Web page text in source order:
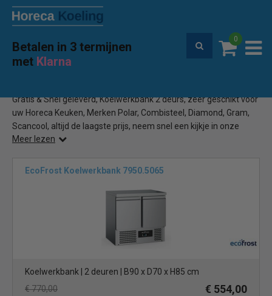
Betalen in 3 termijnen
met Klarna
0
Premium service en garantie
Home Koelwerkbank 2 Deurs
Gratis & Snel geleverd, Koelwerkbank 2 deurs, zeer geschikt voor
uw Horeca Keuken, Merken Polar, Combisteel, Diamond, Gram,
Scancool, altijd de laagste prijs, neem snel een kijkje in onze
webshop
Meer lezen
EcoFrost Koelwerkbank 7950.5065
Koelwerkbank | 2 deuren | B90 x D70 x H85 cm
€ 770,00
€ 554,00